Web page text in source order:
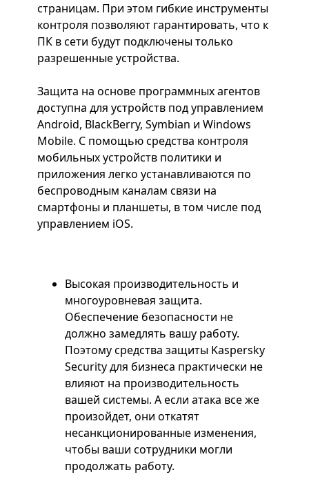
страницам. При этом гибкие инструменты
контроля позволяют гарантировать, что к
ПК в сети будут подключены только
разрешенные устройства.
Защита на основе программных агентов
доступна для устройств под управлением
Android, BlackBerry, Symbian и Windows
Mobile. С помощью средства контроля
мобильных устройств политики и
приложения легко устанавливаются по
беспроводным каналам связи на
смартфоны и планшеты, в том числе под
управлением iOS.
Высокая производительность и
многоуровневая защита.
Обеспечение безопасности не
должно замедлять вашу работу.
Поэтому средства защиты Kaspersky
Security для бизнеса практически не
влияют на производительность
вашей системы. А если атака все же
произойдет, они откатят
несанкционированные изменения,
чтобы ваши сотрудники могли
продолжать работу.